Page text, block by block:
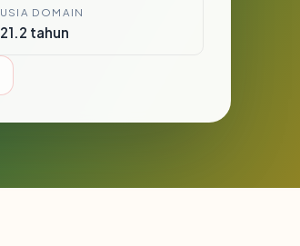
USIA DOMAIN
21.2 tahun